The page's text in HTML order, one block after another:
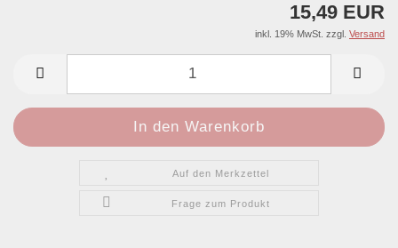
15,49 EUR
inkl. 19% MwSt. zzgl. Versand
Auf den Merkzettel
Frage zum Produkt